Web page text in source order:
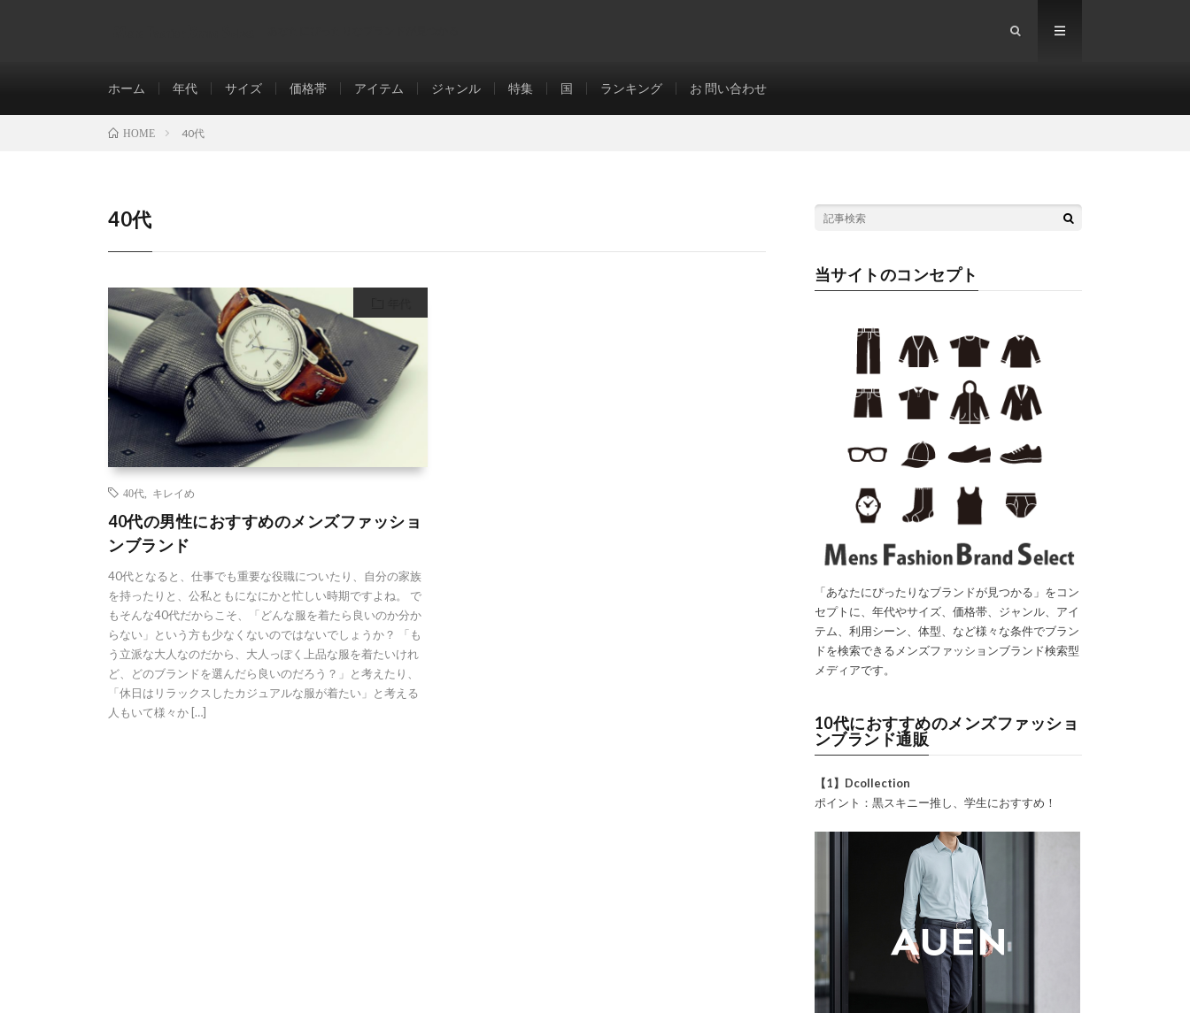
ホーム 年代 サイズ 価格帯 アイテム ジャンル 特集 国 ランキング お 問い合わせ
HOME 40代
40代
40代 キレイめ
40代の男性におすすめのメンズファッショ
ンブランド
40代となると、仕事でも重要な役職についたり、自分の家族
を持ったりと、公私ともになにかと忙しい時期ですよね。 で
もそんな40代だからこそ、「どんな服を着たら良いのか分か
らない」という方も少なくないのではないでしょうか？ 「も
う立派な大人なのだから、大人っぽく上品な服を着たいけれ
ど、どのブランドを選んだら良いのだろう？」と考えたり、
「休日はリラックスしたカジュアルな服が着たい」と考える
人もいて様々か […]
当サイトのコンセプト
「あなたにぴったりなブランドが見つかる」をコン
セプトに、年代やサイズ、価格帯、ジャンル、アイ
テム、利用シーン、体型、など様々な条件でブラン
ドを検索できるメンズファッションブランド検索型
メディアです。
10代におすすめのメンズファッショ
ンブランド通販
【1】Dcollection
ポイント：黒スキニー推し、学生におすすめ！